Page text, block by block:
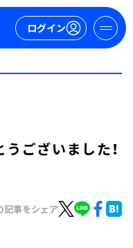
ログイン
ございました！
記事をシェア